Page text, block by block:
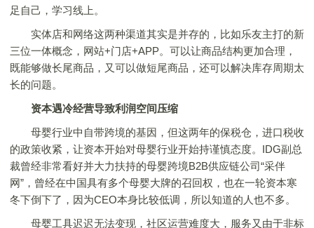
足自己，学习线上。
实体店和网络这两种渠道其实是并存的，比如乐友主打的新
三位一体概念，网站+门店+APP。可以让商品结构更加合理，
既能够做长尾商品，又可以做短尾商品，还可以解决库存周期太
长的问题。
资本遇冷经营导致利润空间压缩
母婴行业中自带跨境的基因，但这两年的保税仓，进口税收
的政策收紧，让资本开始对母婴行业开始持谨慎态度。IDG副总
裁曾经非常看好并大力扶持的母婴跨境B2B供应链公司“采伴
网”，曾经在中国具有多个母婴大牌的召回权，也在一轮资本寒
冬下倒下了，因为CEO本身比较低调，所以知道的人也不多。
母婴工具迟迟无法变现，社区运营难度大，服务又由于非标